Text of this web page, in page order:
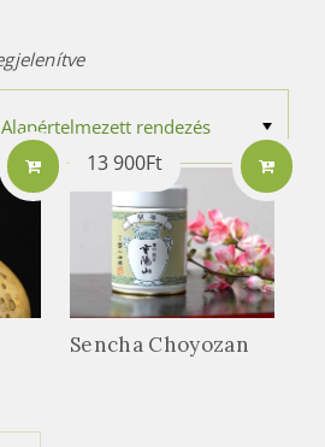
Sencha Choyozan
13 900Ft